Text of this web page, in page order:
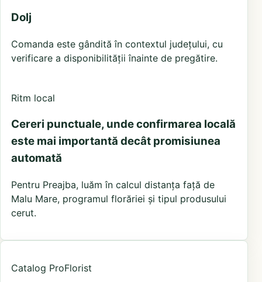
Dolj
Comanda este gândită în contextul județului, cu
verificare a disponibilității înainte de pregătire.
Ritm local
Cereri punctuale, unde confirmarea locală
este mai importantă decât promisiunea
automată
Pentru Preajba, luăm în calcul distanța față de
Malu Mare, programul florăriei și tipul produsului
cerut.
Catalog ProFlorist